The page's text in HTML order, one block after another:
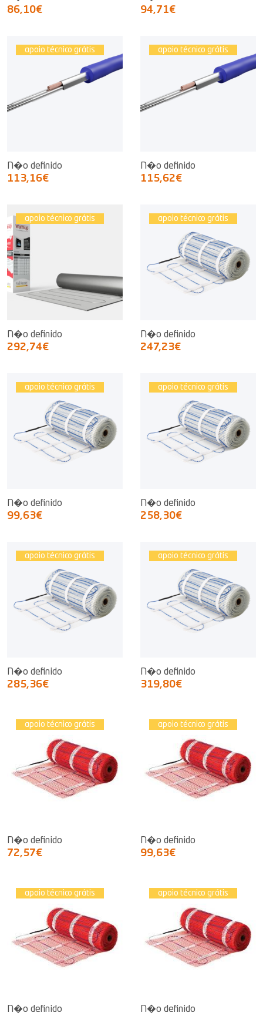
86,10€ 94,71€
apoio técnico grátis
N�o definido
113,16€
apoio técnico grátis
N�o definido
115,62€
apoio técnico grátis
N�o definido
292,74€
apoio técnico grátis
N�o definido
247,23€
apoio técnico grátis
N�o definido
99,63€
apoio técnico grátis
N�o definido
258,30€
apoio técnico grátis
N�o definido
285,36€
apoio técnico grátis
N�o definido
319,80€
apoio técnico grátis
N�o definido
72,57€
apoio técnico grátis
N�o definido
99,63€
apoio técnico grátis
N�o definido
apoio técnico grátis
N�o definido